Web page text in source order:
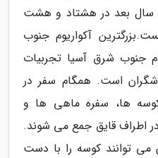
سال بعد در هشتاد و هشت
آکواریوم جنوب
جنوب شرق آسیا تجربیات
است. همگام سفر در
ها، سفره ماهی ها و
اطراف قایق جمع می شوند.
می توانند کوسه را با دست